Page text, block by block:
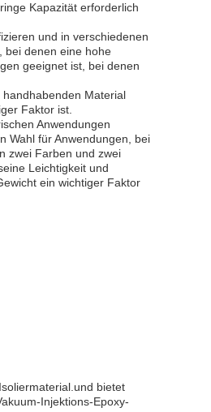
Kapazität erforderlich
und in verschiedenen
bei denen eine hohe
geeignet ist, bei denen
Material
Faktor ist.
Anwendungen
Wahl für Anwendungen, bei
zwei Farben und zwei
Leichtigkeit und
ein wichtiger Faktor
bietet
Injektions-Epoxy-